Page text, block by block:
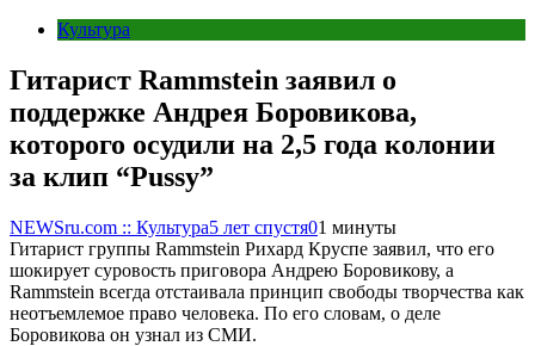
Культура
Гитарист Rammstein заявил о
поддержке Андрея Боровикова,
которого осудили на 2,5 года колонии
за клип “Pussy”
NEWSru.com :: Культура5 лет спустя01 минуты
Гитарист группы Rammstein Рихард Круспе заявил, что его
шокирует суровость приговора Андрею Боровикову, а
Rammstein всегда отстаивала принцип свободы творчества как
неотъемлемое право человека. По его словам, о деле
Боровикова он узнал из СМИ.